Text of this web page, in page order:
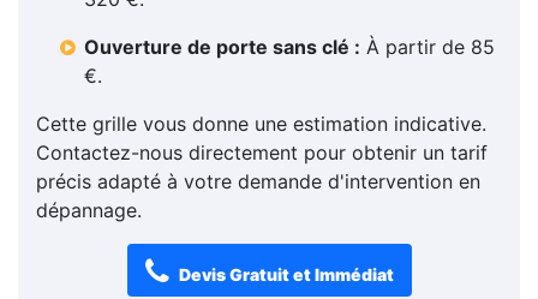
Ouverture de porte sans clé : À partir de 85
€.
Cette grille vous donne une estimation indicative.
Contactez-nous directement pour obtenir un tarif
précis adapté à votre demande d'intervention en
dépannage.
Devis Gratuit et Immédiat